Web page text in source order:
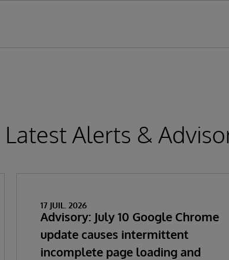
Latest Alerts &
17 JUIL. 2026
Advisory: July 10 Google Chrome
update causes intermittent
incomplete page loading and